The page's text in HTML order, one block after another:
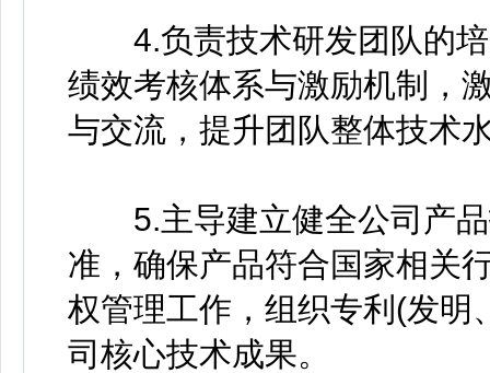
4.负责技术研发团队的培
绩效考核体系与激励机制，
与交流，提升团队整体技术
5.主导建立健全公司产品
准，确保产品符合国家相关
权管理工作，组织专利(发明
司核心技术成果。